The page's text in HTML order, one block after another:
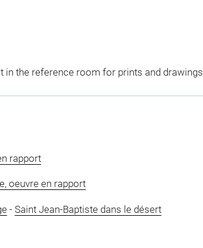
in the reference room for prints and drawings
rapport
oeuvre en rapport
- Saint Jean-Baptiste dans le désert